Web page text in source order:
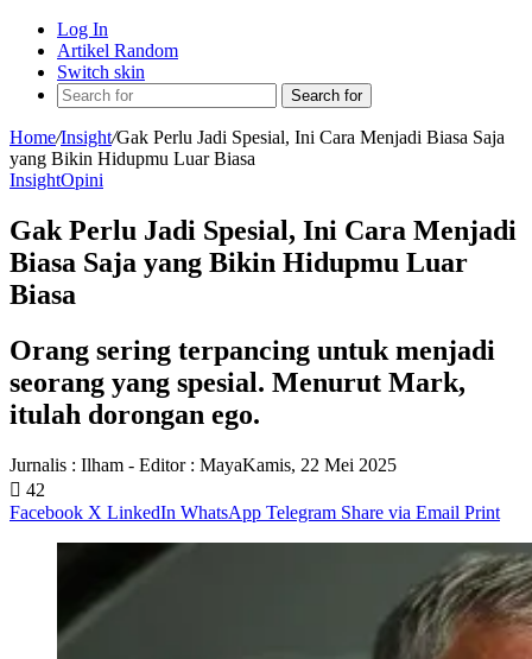
Log In
Artikel Random
Switch skin
Search for
Home/Insight/Gak Perlu Jadi Spesial, Ini Cara Menjadi Biasa Saja
yang Bikin Hidupmu Luar Biasa
InsightOpini
Gak Perlu Jadi Spesial, Ini Cara Menjadi
Biasa Saja yang Bikin Hidupmu Luar
Biasa
Orang sering terpancing untuk menjadi
seorang yang spesial. Menurut Mark,
itulah dorongan ego.
Jurnalis : Ilham - Editor : MayaKamis, 22 Mei 2025
42
Facebook X LinkedIn WhatsApp Telegram Share via Email Print